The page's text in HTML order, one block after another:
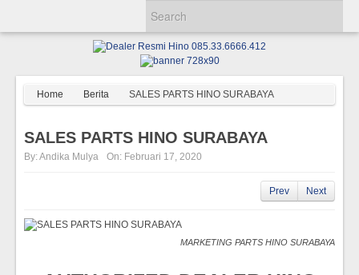
Home Berita SALES PARTS HINO SURABAYA
SALES PARTS HINO SURABAYA
By:Andika Mulya On: Februari 17, 2020
Prev Next
MARKETING PARTS HINO SURABAYA